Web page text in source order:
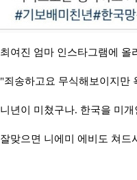
최여진 엄마 인스타그램에 올
"죄송하고요 무식해보이지만
니년이 미쳤구나. 한국을 미
잘맞으면 니에미 에비도 쳐드